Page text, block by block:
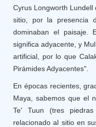
Cyrus Longworth
sitio, por la presencia
dominaban el paisaje.
significa adyacente, y
artificial, por lo que
Pirámides Adyacentes".
En épocas recientes,
Maya, sabemos que el
Te' Tuun (tres
relacionado al sitio en